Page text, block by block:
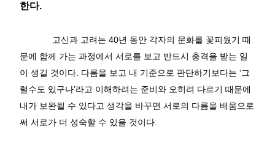
한다.
고신과 고려는40년 동안 각자의 문화를 꽃피웠기 때
문에 함께 가는 과정에서 서로를 보고 반드시 충격을 받는 일
이 생길 것이다 다름을 보고 내 기준으로 판단하기보다는 ‘그
럴수도 있구나’라고 이해하려는 준비와 오히려 다르기 때문에
내가 보완될 수 있다고 생각을 바꾸면 서로의 다름을 배움으로
써 서로가 더 성숙할 수 있을 것이다